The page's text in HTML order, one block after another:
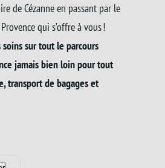
de Cézanne en passant par le
qui s’offre à vous !
sur tout le parcours
jamais bien loin pour tout
transport de bagages et